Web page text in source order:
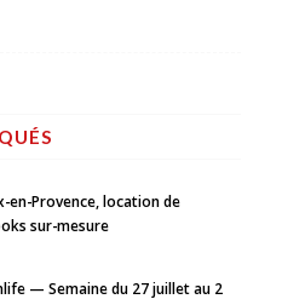
en-Provence, location de
sur-mesure
— Semaine du 27 juillet au 2